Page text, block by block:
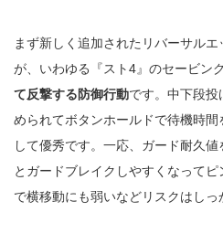
まず新しく追加されたリバーサル
が、いわゆる『スト4』のセービン
て反撃する防御行動です。中下段投
められてボタンホールドで待機時
して優秀です。一応、ガード耐久
とガードブレイクしやすくなって
で横移動にも弱いなどリスクはしっ